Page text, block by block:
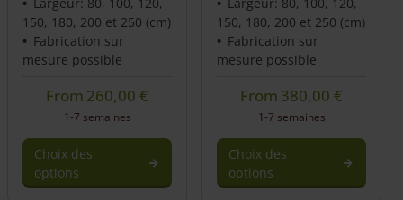
produit
produit
150, 180, 200 et 250 (cm)
Fabrication sur
mesure possible
From 260,00€
1-7 semaines
Choix des
options
150, 180, 200 et 250 (cm)
Fabrication sur
mesure possible
From 380,00€
1-7 semaines
Choix des
options